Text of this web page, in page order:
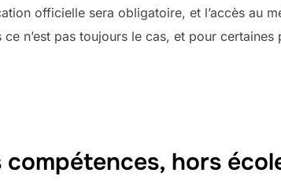
officielle sera obligatoire, et l’accès au
n’est pas toujours le cas, et pour certaines
hors